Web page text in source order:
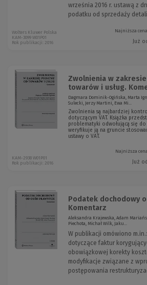
września 2016 r. ustawą z
podatku od sprzedaży
Najniższa
Już
Wolters Kluwer Polska
KAM-3099 W01P01
Rok publikacji: 2016
Zwolnienia w
towarów i usług.
Dagmara Dominik-Ogińska, Marta
Sulecki, Jerzy Martini, Ewa Mi...
Zwolnienia są najbardziej
dotyczącym VAT. Książka
problematyki odwołującą się
weryfikuje ją na gruncie
ustawy o VAT.
Najniższa
Już
KAM-2938 W01P01
Rok publikacji: 2016
Podatek dochodowy
Komentarz
Aleksandra Krajewska, Adam
Piechota, Michał Wilk, Jaku...
W publikacji omówiono
dotyczące faktur
obowiązkowej korekty
modyfikacje związane z
postępowania